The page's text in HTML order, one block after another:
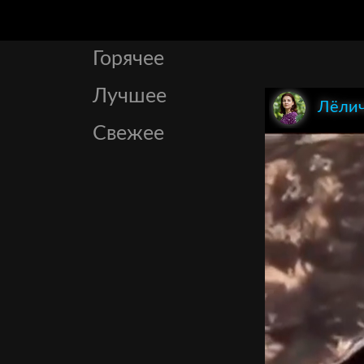
Горячее
Лучшее
Свежее